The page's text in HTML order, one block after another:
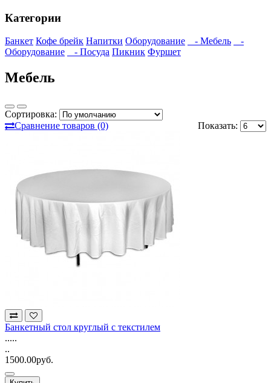
Категории
Банкет Кофе брейк Напитки Оборудование - Мебель
-
Оборудование
- Посуда Пикник Фуршет
Мебель
Сортировка:
Показать:
Сравнение товаров (0)
Банкетный стол круглый с текстилем
.....
..
1500.00руб.